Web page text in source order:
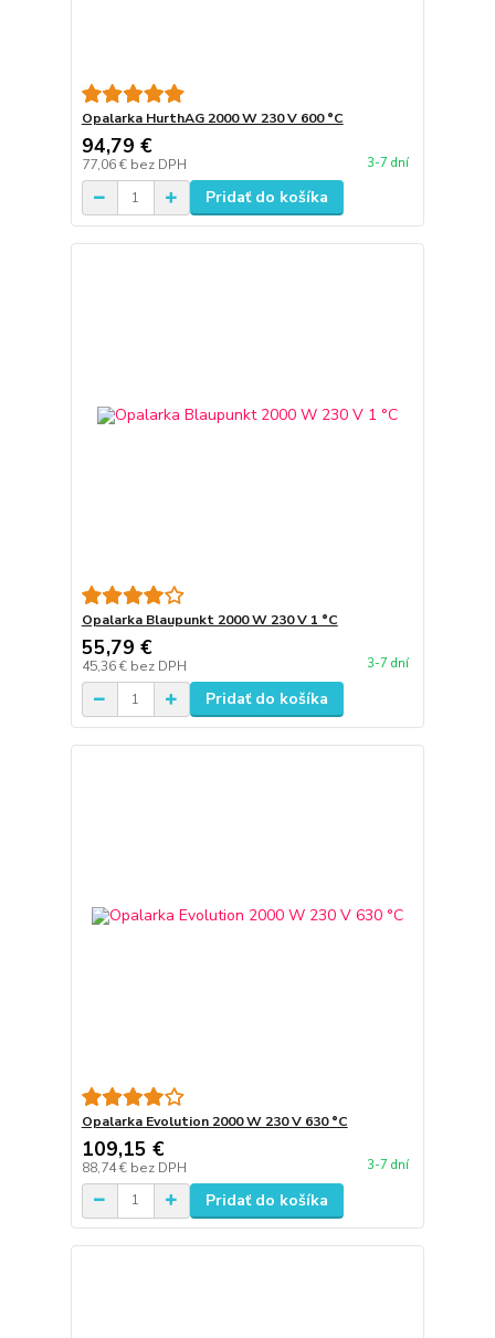
Opalarka HurthAG 2000 W 230 V 600 °C
94,79 €
77,06 € bez DPH 3-7 dní
Pridať do košíka
Opalarka Blaupunkt 2000 W 230 V 1 °C
55,79 €
45,36 € bez DPH 3-7 dní
Pridať do košíka
Opalarka Evolution 2000 W 230 V 630 °C
109,15 €
88,74 € bez DPH 3-7 dní
Pridať do košíka